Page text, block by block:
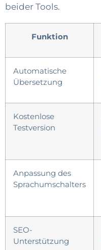
beider Tools.
Funktion
Automatische
Übersetzung
Kostenlose
Testversion
Anpassung des
Sprachumschalters
SEO-
Unterstützung